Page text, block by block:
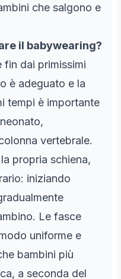
che salgono e
il babywearing?
fin dai primissimi
è adeguato e la
tempi è importante
vertebrale.
propria schiena,
iniziando
Le fasce
uniforme e
bambini più
a seconda del